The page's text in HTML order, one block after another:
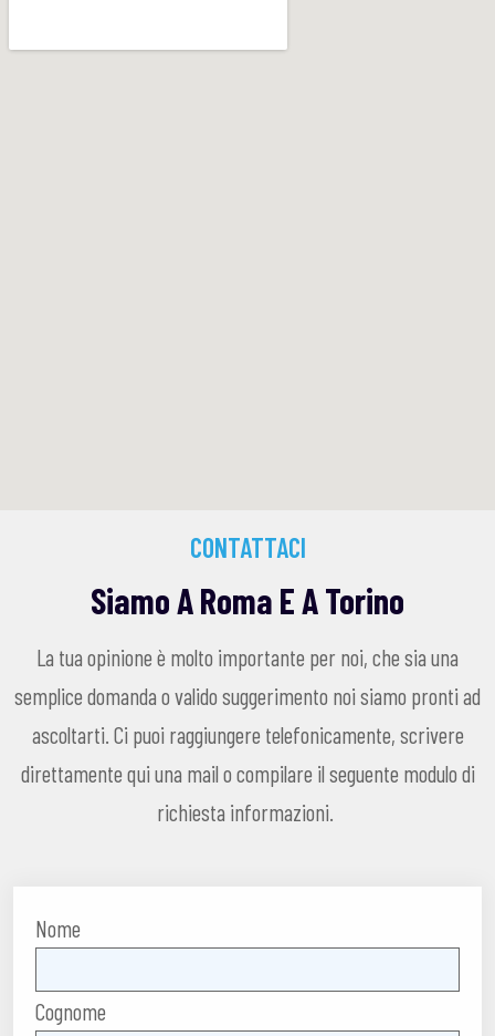
CONTATTACI
Siamo A Roma E A Torino
La tua opinione è molto importante per noi, che sia una
semplice domanda o valido suggerimento noi siamo pronti ad
ascoltarti. Ci puoi raggiungere telefonicamente, scrivere
direttamente qui una mail o compilare il seguente modulo di
richiesta informazioni.
Nome
Cognome